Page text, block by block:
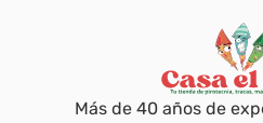
Más de 40 años de